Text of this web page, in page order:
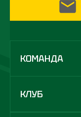
КОМАНДА
КЛУБ